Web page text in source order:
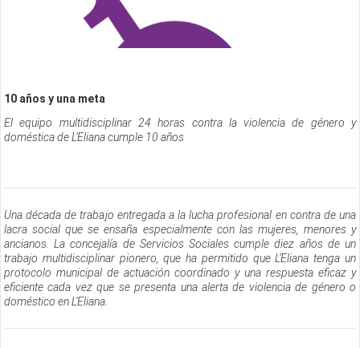
10 años y una meta
El equipo multidisciplinar 24 horas contra la violencia de género y
doméstica de L’Eliana cumple 10 años
Una década de trabajo entregada a la lucha profesional en contra de una
lacra social que se ensaña especialmente con las mujeres, menores y
ancianos. La concejalía de Servicios Sociales cumple diez años de un
trabajo multidisciplinar pionero, que ha permitido que L’Eliana tenga un
protocolo municipal de actuación coordinado y una respuesta eficaz y
eficiente cada vez que se presenta una alerta de violencia de género o
doméstico en L’Eliana.